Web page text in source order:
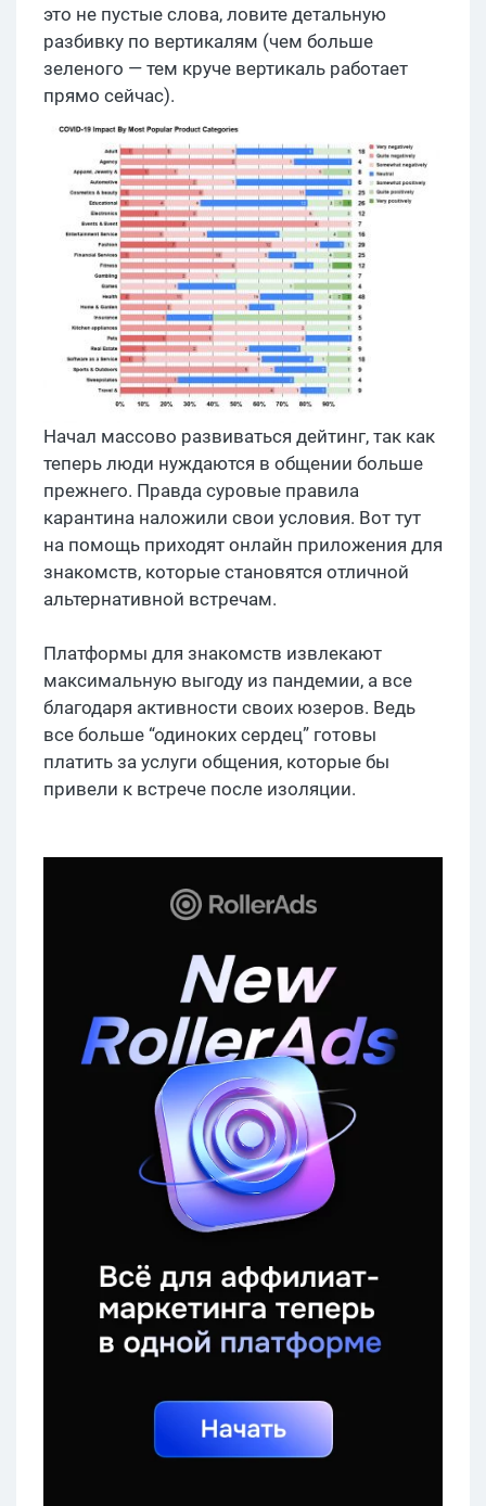
это не пустые слова, ловите детальную
разбивку по вертикалям (чем больше
зеленого — тем круче вертикаль работает
прямо сейчас).
Начал массово развиваться дейтинг, так как
теперь люди нуждаются в общении больше
прежнего. Правда суровые правила
карантина наложили свои условия. Вот тут
на помощь приходят онлайн приложения для
знакомств, которые становятся отличной
альтернативной встречам.
Платформы для знакомств извлекают
максимальную выгоду из пандемии, а все
благодаря активности своих юзеров. Ведь
все больше “одиноких сердец” готовы
платить за услуги общения, которые бы
привели к встрече после изоляции.